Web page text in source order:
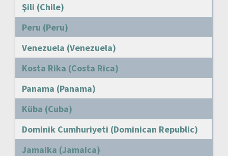
Şili (Chile)
Peru (Peru)
Venezuela (Venezuela)
Kosta Rika (Costa Rica)
Panama (Panama)
Küba (Cuba)
Dominik Cumhuriyeti (Dominican Republic)
Jamaika (Jamaica)